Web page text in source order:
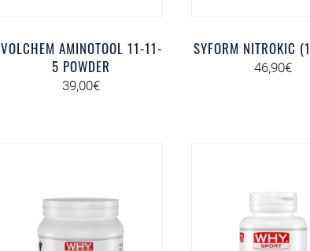
VOLCHEM AMINOTOOL 11-11-
5 POWDER
39,00€
SYFORM NITROKIC
46,90€